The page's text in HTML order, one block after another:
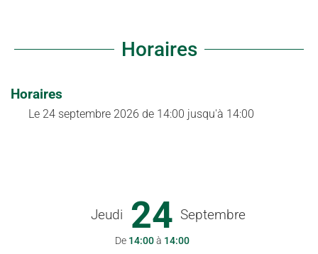
Horaires
Horaires
Le 24 septembre 2026 de 14:00 jusqu'à 14:00
Jeudi 24 Septembre
De 14:00à 14:00